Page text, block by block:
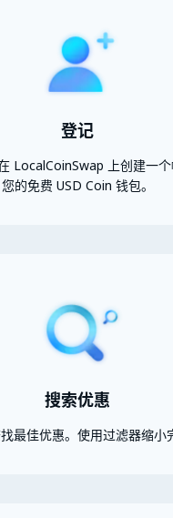
登记
LocalCoinSwap 上创建一
您的免费 USD Coin 钱包。
搜索优惠
最佳优惠。使用过滤器缩小